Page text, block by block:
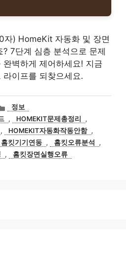
) HomeKit 자동화 및 장면
7단계 심층 분석으로 문제
벽하게 제어하세요! 지금
이프를 되찾으세요.
카
고
리
정보
, HOMEKIT문제총정리
,
, HOMEKIT자동화작동안함 ,
홈킷기기연동 , 홈킷오류분석
,
, 홈킷장면실행오류